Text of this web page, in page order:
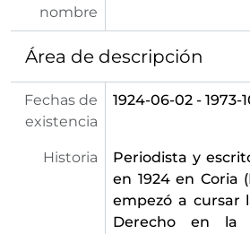
nombre
Área de descripción
Fechas de
existencia
1924-06-02 - 1973-
Historia
Periodista y
en 1924 en Coria
empezó a cursar
Derecho en la